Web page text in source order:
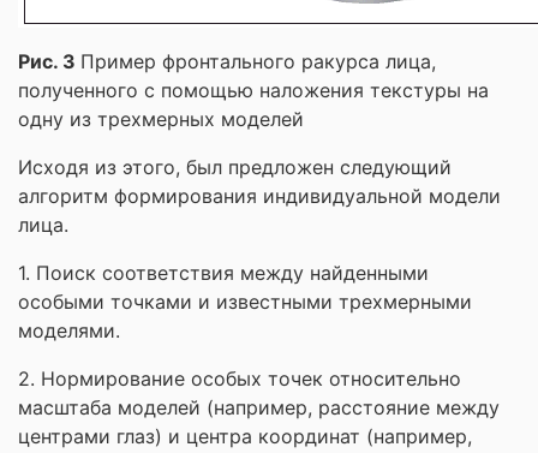
Рис. 3 Пример фронтального ракурса лица,
полученного с помощью наложения текстуры на
одну из трехмерных моделей
Исходя из этого, был предложен следующий
алгоритм формирования индивидуальной модели
лица.
1. Поиск соответствия между найденными
особыми точками и известными трехмерными
моделями.
2. Нормирование особых точек относительно
масштаба моделей (например, расстояние между
центрами глаз) и центра координат (например,